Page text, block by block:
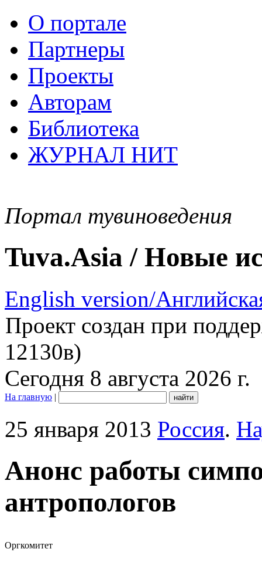
О портале
Партнеры
Проекты
Авторам
Библиотека
ЖУРНАЛ НИТ
Портал тувиноведения
Tuva.Asia / Новые
English version/
Проект создан при
12130в)
Сегодня 8 августа 2026 г.
На главную |
25 января 2013 Россия.
Анонс работы
антропологов
Оргкомитет